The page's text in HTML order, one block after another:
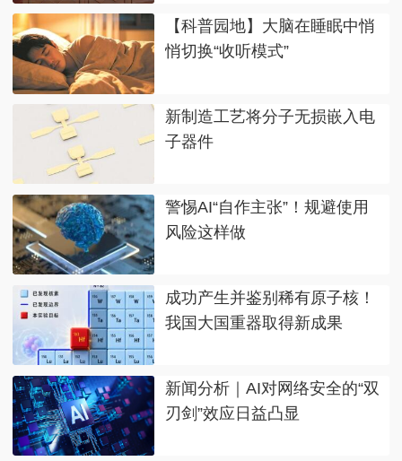
【科普园地】大脑在睡眠中悄
悄切换“收听模式”
新制造工艺将分子无损嵌入电
子器件
警惕AI“自作主张”！规避使用
风险这样做
成功产生并鉴别稀有原子核！
我国大国重器取得新成果
新闻分析｜AI对网络安全的“双
刃剑”效应日益凸显